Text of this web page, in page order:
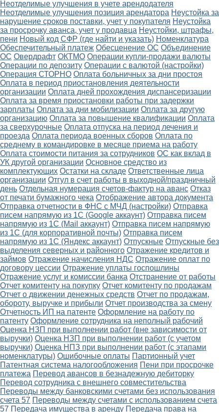
Неотделимые улучшения в учете арендодателя
Неотделимые улучшения позиция арендатора Неустойка за
нарушение сроков поставки, учет у покупателя Неустойка
за просрочку аванса, учет у продавца Неустойки, штрафы,
пени Новый код СФР (где найти и указать) Номенклатура
Обеспечительный платеж Обесценение ОС Объединение
ОС Овердрафт ОКТМО Операции купли-продажи валюты
Операции по депозиту Операции с валютой (настройки)
Операция СТОРНО Оплата больничных за дни простоя
Оплата в период приостановления деятельности
организации Оплата дней прохождения диспансеризации
Оплата за время приостановки работы при задержки
зарплаты Оплата за дни мобилизации Оплата за другую
организацию Оплата за повышение квалификации Оплата
за сверхурочные Оплата отпуска на период лечения и
проезда Оплата периода военных сборов Оплата по
среднему в командировке в месяце приема на работу
Оплата стоимости питания за сотрудников ОС как вклад в
УК другой организации Основное средство из
комплектующих Остатки на складе Ответственные лица
организации Отгул в счет работы в выходной/праздничный
день Отдельная нумерация счетов-фактур на аванс Отказ
от печати бумажного чека Отображение автора документа
Отправка отчетности в ФНС с МЧД (настройки) Отправка
писем напрямую из 1С (Google аккаунт) Отправка писем
напрямую из 1С (Mail аккаунт) Отправка писем напрямую
из 1С (для корпоративной почты) Отправка писем
напрямую из 1С (Яндекс аккаунт) Отпускные Отпускные без
выделения северных и районного Отражение кредитов и
займов Отражение начисления НДС Отражение оплат по
договору цессии Отражение уплаты госпошлины
Отражение услуг и комиссии банка Отстранение от работы
Отчет комитенту на покупку Отчет комитенту по продажам
Отчет о движении денежных средств Отчет по продажам,
обороту, выручке и прибыли Отчет производства за смену
Отчетность ИП на патенте Оформление на работу по
патенту Оформление сотрудника на неполный рабочий
Оценка НЗП при выполнении работ (вне зависимости от
выручки) Оценка НЗП при выполнении работ (с учетом
выручки) Оценка НПЗ при выполнении работ (с этапами
номенклатуры) Ошибочные оплаты Партионный учет
Патентная система налогообложения Пени при просрочке
платежа Перевод авансов в безнадежную дебиторку
Перевод сотрудника с внешнего совместительства
Переводы между банковскими счетами без использования
счета 57 Переводы между счетами с использованием счета
57 Передача имущества в аренду Передача права на